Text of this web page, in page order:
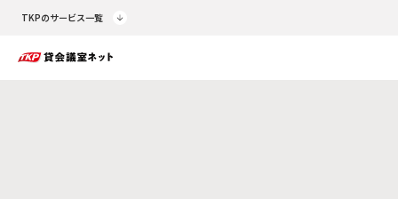
TKPのサービス一覧